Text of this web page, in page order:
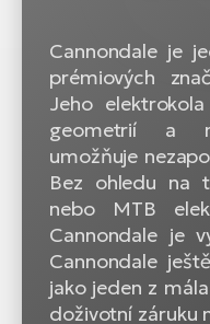
Cannondale je
prémiových
Jeho
geometrií a
umožňuje
Bez ohledu na
nebo MTB
Cannondale je
Cannondale
jako jeden z
doživotní záruku